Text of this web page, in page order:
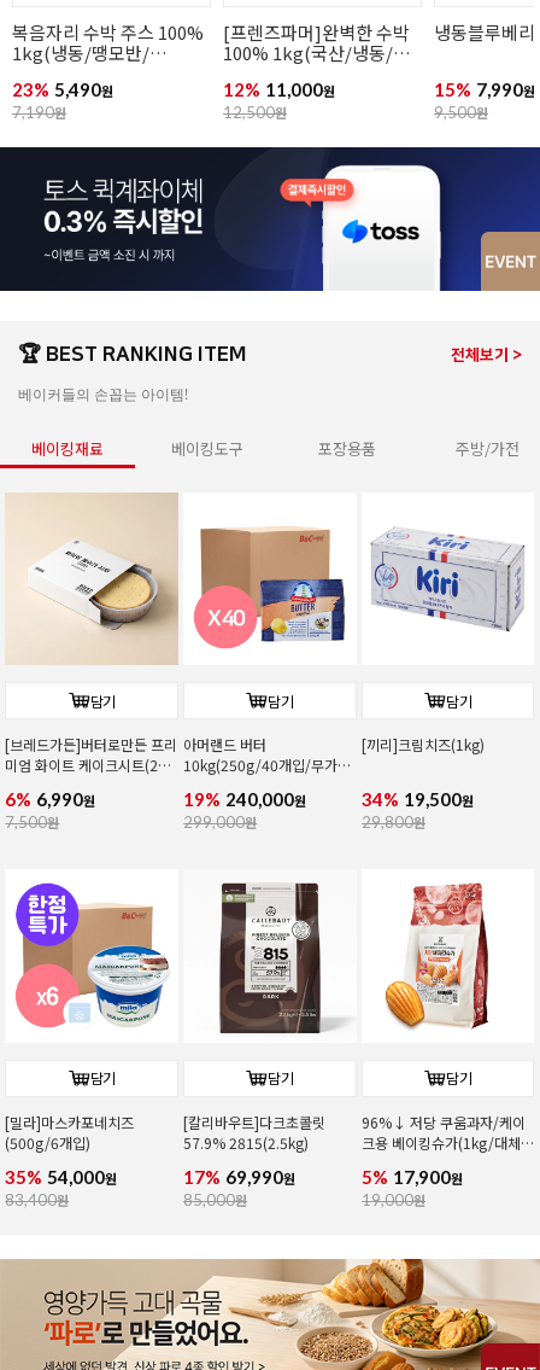
냉동블루베리(1kg)
15% 7,990원
9,500원
냉동딸기(1kg)
14% 5,990원
7,000원
냉동망고
10% 8,990원
10,000원
🏆 BEST RANKING ITEM 전체보기 >
베이커들의 손꼽는 아이템!
베이킹재료 베이킹도구 포장용품 주방/가전
담기
[브레드가든]버터로만든 프리
미엄 화이트 케이크시트(2호/
6% 6,990원
7,500원
담기
아머랜드 버터
10kg(250g/40개입/무가
19% 240,000원
299,000원
담기
[끼리]크림치즈(1kg)
34% 19,500원
29,800원
담기
[밀라]마스카포네치즈
(500g/6개입)
35% 54,000원
83,400원
담기
[칼리바우트]다크초콜릿
57.9% 2815(2.5kg)
17% 69,990원
85,000원
담기
96%↓ 저당 쿠움과자/케이
크용 베이킹슈가(1kg/대체
5% 17,900원
19,000원